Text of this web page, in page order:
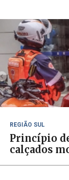
REGIÃO SUL
Princípio
calçados